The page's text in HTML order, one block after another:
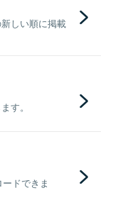
しい順に掲載
す。
ドできま